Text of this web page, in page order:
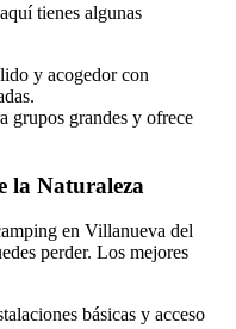
tienes algunas
y acogedor con
grupos grandes y ofrece
la Naturaleza
en Villanueva del
perder. Los mejores
básicas y acceso